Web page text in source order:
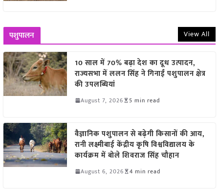
पशुपालन View All
10 साल में 70% बढ़ा देश का दूध उत्पादन,
राज्यसभा में ललन सिंह ने गिनाईं पशुपालन क्षेत्र
की उपलब्धियां
August 7, 2026 5 min read
वैज्ञानिक पशुपालन से बढ़ेगी किसानों की आय,
रानी लक्ष्मीबाई केंद्रीय कृषि विश्वविद्यालय के
कार्यक्रम में बोले शिवराज सिंह चौहान
August 6, 2026 4 min read